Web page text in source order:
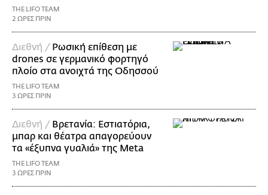
THE LIFO TEAM
2 ΩΡΕΣ ΠΡΙΝ
Διεθνή / Ρωσική επίθεση με
drones σε γερμανικό φορτηγό
πλοίο στα ανοιχτά της Οδησσού
THE LIFO TEAM
3 ΩΡΕΣ ΠΡΙΝ
Διεθνή / Βρετανία: Εστιατόρια,
μπαρ και θέατρα απαγορεύουν
τα «έξυπνα γυαλιά» της Meta
THE LIFO TEAM
3 ΩΡΕΣ ΠΡΙΝ